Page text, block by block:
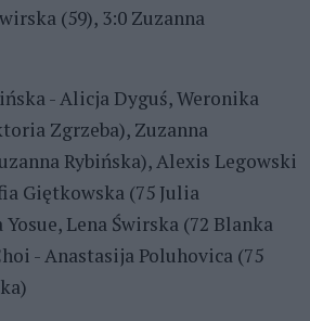
(59), 3:0 Zuzanna
- Alicja Dyguś, Weronika
Zgrzeba), Zuzanna
Rybińska), Alexis Legowski
Giętkowska (75 Julia
Lena Świrska (72 Blanka
- Anastasija Poluhovica (75